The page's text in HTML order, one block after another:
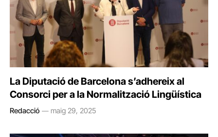
La Diputació de Barcelona s’adhereix al
Consorci per a la Normalització Lingüística
Redacció maig 29, 2025